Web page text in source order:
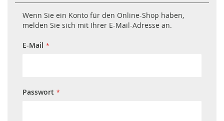
Wenn Sie ein Konto für den Online-Shop haben,
melden Sie sich mit Ihrer E-Mail-Adresse an.
E-Mail
Passwort